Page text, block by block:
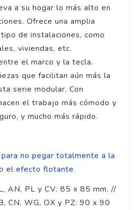
a su hogar lo más alto en
Ofrece una amplia
de instalaciones, como
viviendas, etc.
el marco y la tecla.
que facilitan aún más la
serie modular. Con
el trabajo más cómodo y
y mucho más rápido.
no pegar totalmente a la
el efecto flotante.
AN, PL y CV: 85 x 85 mm. //
CN, WG, OX y PZ: 90 x 90